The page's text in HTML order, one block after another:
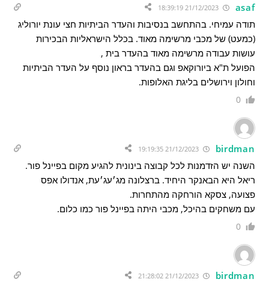
asaf
21/12/2023 18:39:19
תודה עמיחי. בהתחשב בנסיבות והעדר הביתיות חצי עונת יורוליג
(כמעט) של מכבי מרשימה מאוד. בכלל הישראליות הבכירות
עושות עבודה מרשימה מאוד בהעדר בית ,
הפועל ת"א ביורוקאפ וגם בהעדר בראון נוסף על העדר הביתיות
וחולון וירושלים בליגת האלופות.
0
birdman
21/12/2023 19:19:35
השנה יש הזדמנות לכל קבוצה בינונית להגיע מקום בפיינל פור.
ריאל היא הבאנקר היחיד. ברצלונה מג׳עג׳עת, אנדולו אפס
פצועה, צסקא הורחקה מהתחרות.
עם משחקים בהיכל, מכבי היתה בפיינל פור כמו כלום.
0
birdman
21/12/2023 21:28:02